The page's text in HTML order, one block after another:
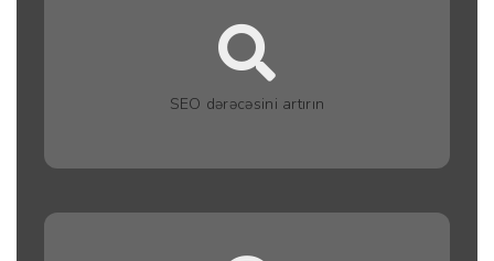
SEO dərəcəsini artırın